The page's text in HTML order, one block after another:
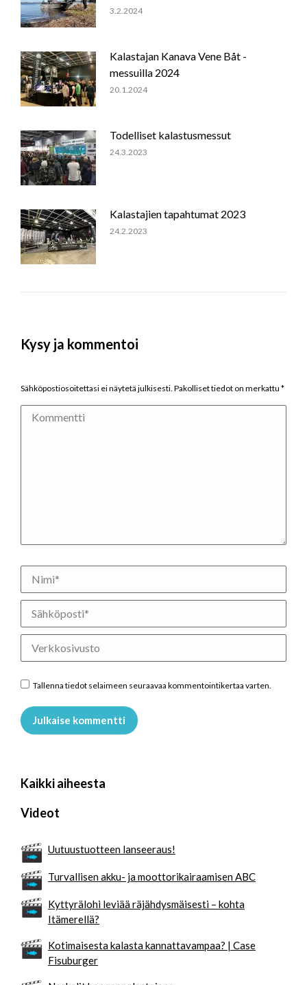
3.2.2024
Kalastajan Kanava Vene Båt -
messuilla 2024
20.1.2024
Todelliset kalastusmessut
24.3.2023
Kalastajien tapahtumat 2023
24.2.2023
Kysy ja kommentoi
Sähköpostiosoitettasi ei näytetä julkisesti. Pakolliset tiedot on merkattu *
Kommentti
Nimi *
Sähköposti *
Verkkosivusto
Tallenna tiedot selaimeen seuraavaa kommentointikertaa varten.
Julkaise kommentti
Kaikki aiheesta
Videot
Uutuustuotteen lanseeraus!
Turvallisen akku- ja moottorikairaamisen ABC
Kyttyrälohi leviää räjähdysmäisesti – kohta
Itämerellä?
Kotimaisesta kalasta kannattavampaa? | Case
Fisuburger